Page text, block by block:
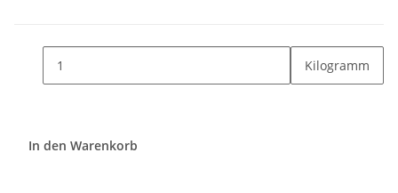
Kilogramm
In den Warenkorb